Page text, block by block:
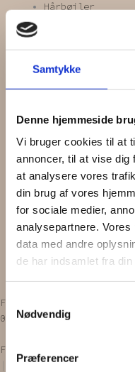
Samtykke
Denne hjemmeside
Vi bruger cookies til at
annoncer, til at vise dig
at analysere vores
din brug af vores
for sociale medier,
analysepartnere.
data med andre
de har indsamlet fra
Samtykkevalg
Nødvendig
Præferencer
Hårbøjler
Hårklemmer
Scrunchies
Kæmpe
Mini
One of a kind
Scrunchie
Zero waste
Gavekort
INSPIRATION
OM OS
Facebook
0,00kr. 0
Forside
| Scrunchie